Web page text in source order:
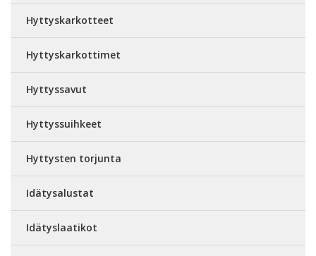
Hyttyskarkotteet
Hyttyskarkottimet
Hyttyssavut
Hyttyssuihkeet
Hyttysten torjunta
Idätysalustat
Idätyslaatikot